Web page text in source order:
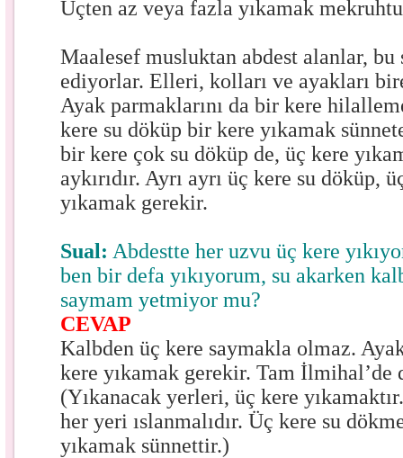
Üçten az veya fazla yıkamak
Maalesef musluktan abdest alanlar,
ediyorlar. Elleri, kolları ve ayakları
Ayak parmaklarını da bir kere
kere su döküp bir kere yıkamak
bir kere çok su döküp de, üç kere
aykırıdır. Ayrı ayrı üç kere su döküp,
yıkamak gerekir.
Sual: Abdestte her uzvu üç kere
ben bir defa yıkıyorum, su akarken
saymam yetmiyor mu?
CEVAP
Kalbden üç kere saymakla olmaz.
kere yıkamak gerekir. Tam
(Yıkanacak yerleri, üç kere
her yeri ıslanmalıdır. Üç kere su
yıkamak sünnettir.)